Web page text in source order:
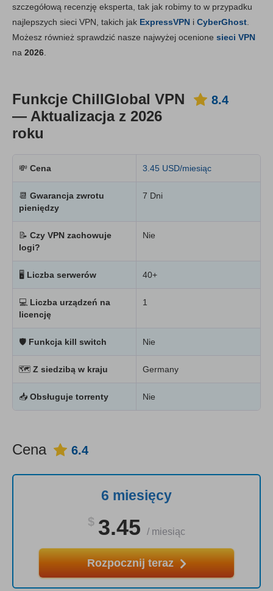
Niezawodność i wsparcie 8.4
szczegółową recenzję eksperta, tak jak robimy to w przypadku
najlepszych sieci VPN, takich jak ExpressVPN i CyberGhost
Możesz również sprawdzić nasze najwyżej ocenione sieci VPN
na 2026
Funkcje ChillGlobal VPN
— Aktualizacja z 2026
roku
8.4
💸 Cena 3.45 USD/miesiąc
📆 Gwarancja zwrotu
pieniędzy
7 Dni
📝 Czy VPN zachowuje
logi?
Nie
🖥 Liczba serwerów 40+
💻 Liczba urządzeń na
licencję
1
🛡 Funkcja kill switch Nie
🗺 Z siedzibą w kraju Germany
📥 Obsługuje torrenty Nie
Cena 6.4
6 miesięcy
$ 3.45 / miesiąc
Rozpocznij teraz